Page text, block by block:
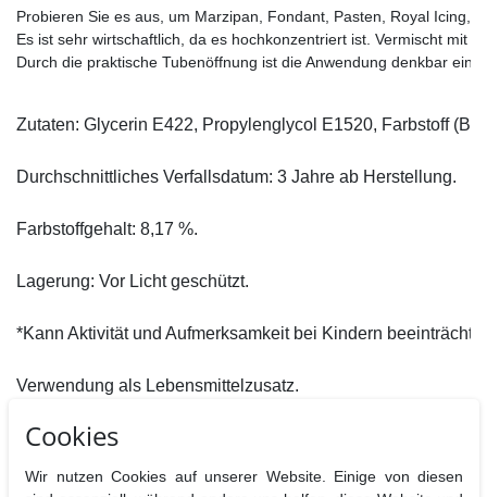
Probieren Sie es aus, um Marzipan, Fondant, Pasten, Royal Icing,
Es ist sehr wirtschaftlich, da es hochkonzentriert ist. Vermischt mit
Durch die praktische Tubenöffnung ist die Anwendung denkbar
Zutaten: Glycerin E422, Propylenglycol E1520, Farbstoff
Durchschnittliches Verfallsdatum: 3 Jahre ab Herstellung.
Farbstoffgehalt: 8,17 %.
Lagerung: Vor Licht geschützt.
*Kann Aktivität und Aufmerksamkeit bei Kindern
Verwendung als Lebensmittelzusatz.
Hersteller : Fractal Colors Kft.,Budapesti st. 116., Budapest H1162,
Ungarn
Nährwertangaben pro 100 g
Cookies
Wir nutzen Cookies auf unserer Website. Einige von diesen